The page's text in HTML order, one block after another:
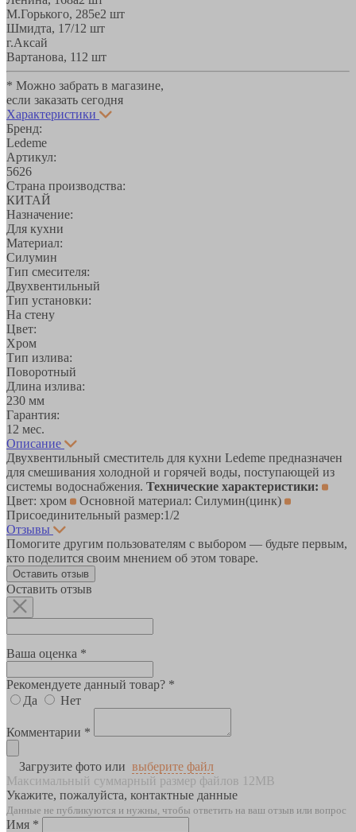
М.Горького, 285е2 шт
Шмидта, 17/1 2 шт
г.Аксай
Вартанова, 11 2 шт
* Можно забрать в магазине,
если заказать сегодня
Характеристики
Бренд:
Ledeme
Артикул:
5626
Страна производства:
КИТАЙ
Назначение:
Для кухни
Материал:
Силумин
Тип смесителя:
Двухвентильный
Тип установки:
На стену
Цвет:
Хром
Тип излива:
Поворотный
Длина излива:
230 мм
Гарантия:
12 мес.
Описание
Двухвентильный сместитель для кухни Ledeme предназначен
для смешивания холодной и горячей воды, поступающей из
системы водоснабжения. Технические характеристики:
Цвет: хром
Основной материал: Силумин(цинк)
Присоединительный размер:1/2
Отзывы
Помогите другим пользователям с выбором — будьте первым,
кто поделится своим мнением об этом товаре.
Оставить отзыв
Оставить отзыв
Ваша оценка *
Рекомендуете данный товар? *
Да
Нет
Комментарии *
Загрузите фото или выберите файл
Максимальный суммарный размер файлов 12MB
Укажите, пожалуйста, контактные данные
Данные не публикуются и нужны, чтобы ответить на ваш отзыв или вопрос
Имя *